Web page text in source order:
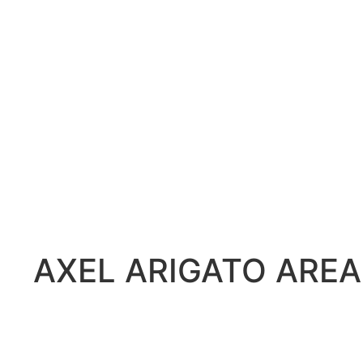
AXEL ARIGATO